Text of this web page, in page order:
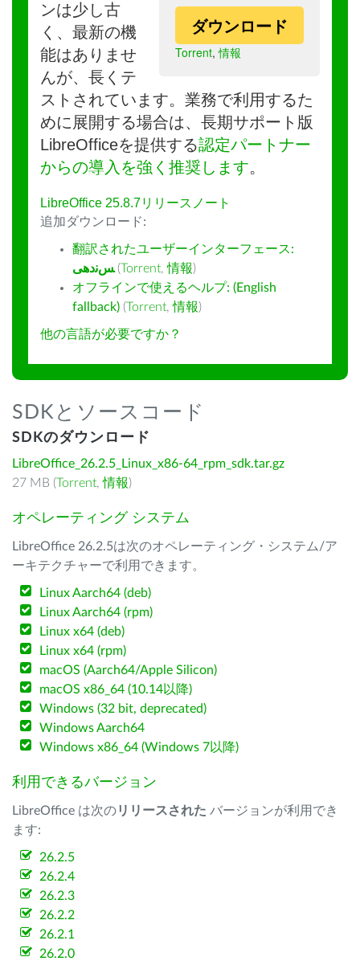
ダウンロード
Torrent,情報
ンは少し古
く、最新の機
能はありませ
んが、長くテ
ストされています。業務で利用するた
めに展開する場合は、長期サポート版
LibreOfficeを提供する認定パートナー
からの導入を強く推奨します。
LibreOffice 25.8.7リリースノート
追加ダウンロード:
翻訳されたユーザーインターフェース:
ﺲﻧﺩھی (Torrent,情報)
オフラインで使えるヘルプ: (English
fallback) (Torrent,情報)
他の言語が必要ですか？
SDKとソースコード
SDKのダウンロード
LibreOffice_26.2.5_Linux_x86-64_rpm_sdk.tar.gz
27 MB (Torrent,情報)
オペレーティング システム
LibreOffice 26.2.5は次のオペレーティング・システム/ア
ーキテクチャーで利用できます。
Linux Aarch64 (deb)
Linux Aarch64 (rpm)
Linux x64 (deb)
Linux x64 (rpm)
macOS (Aarch64/Apple Silicon)
macOS x86_64 (10.14以降)
Windows (32 bit, deprecated)
Windows Aarch64
Windows x86_64 (Windows 7以降)
利用できるバージョン
LibreOffice は次のリリースされた バージョンが利用でき
ます:
26.2.5
26.2.4
26.2.3
26.2.2
26.2.1
26.2.0